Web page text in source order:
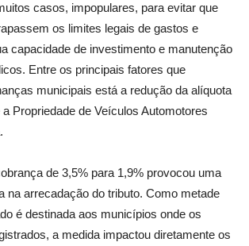
casos, impopulares, para evitar que
os limites legais de gastos e
capacidade de investimento e manutenção
Entre os principais fatores que
municipais está a redução da alíquota
Propriedade de Veículos Automotores
de 3,5% para 1,9% provocou uma
na arrecadação do tributo. Como metade
é destinada aos municípios onde os
a medida impactou diretamente os